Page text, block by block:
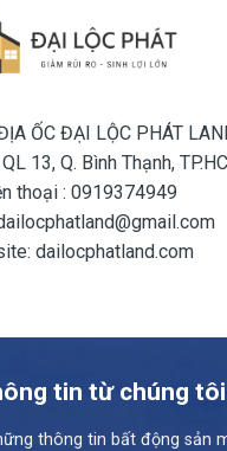
ỐC ĐẠI LỘC PHÁT
13, Q. Bình Thạnh,
thoại : 0919374949
dailocphatland.com
tin từ chúng tôi
thông tin bất động sản